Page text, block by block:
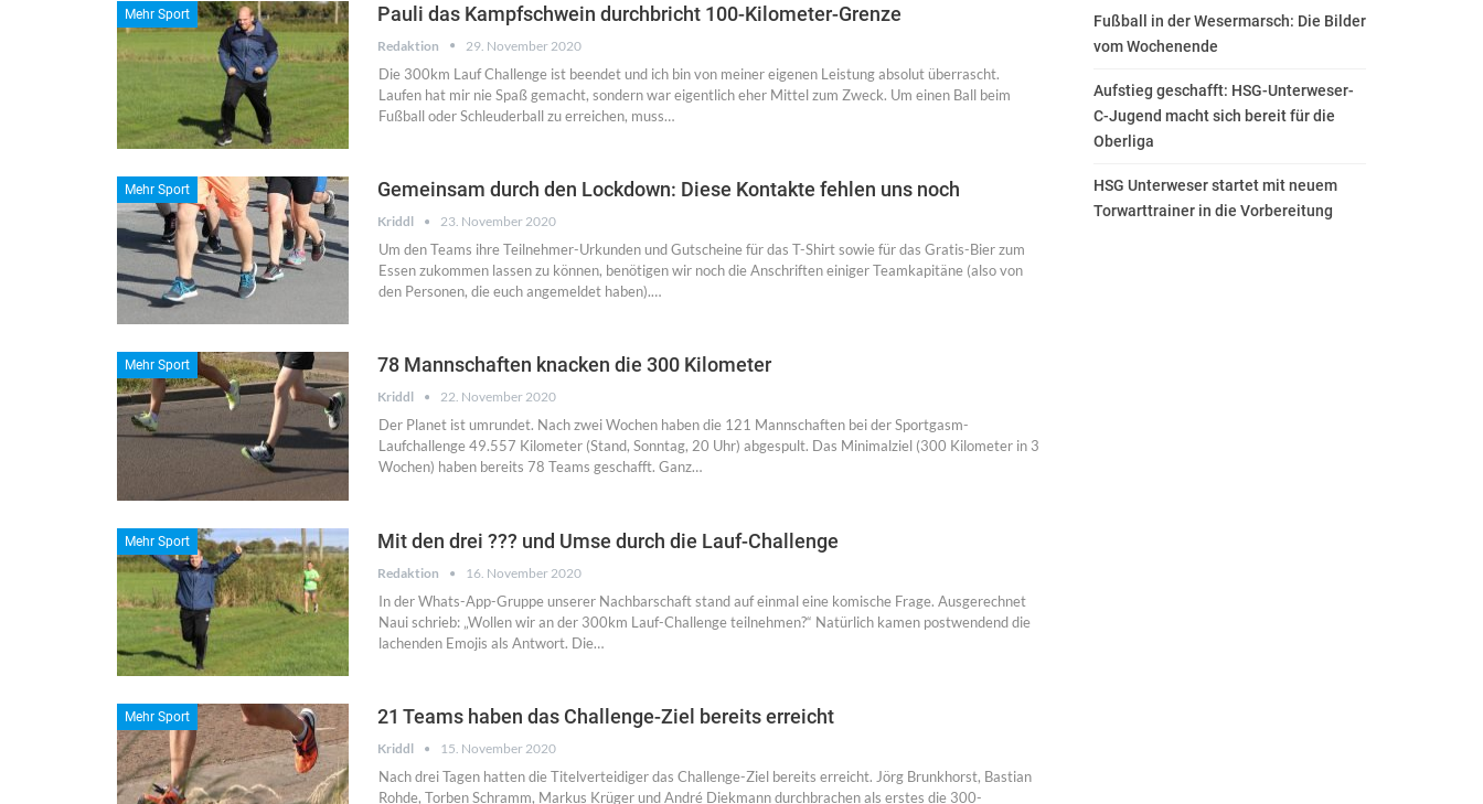
Mehr Sport Pauli das Kampfschwein durchbricht 100-Kilometer-Grenze
Redaktion 29. November 2020
Die 300km Lauf Challenge ist beendet und ich bin von meiner eigenen Leistung absolut überrascht.
Laufen hat mir nie Spaß gemacht, sondern war eigentlich eher Mittel zum Zweck. Um einen Ball beim
Fußball oder Schleuderball zu erreichen, muss…
Mehr Sport Gemeinsam durch den Lockdown: Diese Kontakte fehlen uns noch
Kriddl 23. November 2020
Um den Teams ihre Teilnehmer-Urkunden und Gutscheine für das T-Shirt sowie für das Gratis-Bier zum
Essen zukommen lassen zu können, benötigen wir noch die Anschriften einiger Teamkapitäne (also von
den Personen, die euch angemeldet haben).…
Mehr Sport 78 Mannschaften knacken die 300 Kilometer
Kriddl 22. November 2020
Der Planet ist umrundet. Nach zwei Wochen haben die 121 Mannschaften bei der Sportgasm-
Laufchallenge 49.557 Kilometer (Stand, Sonntag, 20 Uhr) abgespult. Das Minimalziel (300 Kilometer in 3
Wochen) haben bereits 78 Teams geschafft. Ganz…
Mehr Sport Mit den drei ??? und Umse durch die Lauf-Challenge
Redaktion 16. November 2020
In der Whats-App-Gruppe unserer Nachbarschaft stand auf einmal eine komische Frage. Ausgerechnet
Naui schrieb: „Wollen wir an der 300km Lauf-Challenge teilnehmen?“ Natürlich kamen postwendend die
lachenden Emojis als Antwort. Die…
Mehr Sport 21 Teams haben das Challenge-Ziel bereits erreicht
Kriddl 15. November 2020
Nach drei Tagen hatten die Titelverteidiger das Challenge-Ziel bereits erreicht. Jörg Brunkhorst, Bastian
Rohde, Torben Schramm, Markus Krüger und André Diekmann durchbrachen als erstes die 300-
Fußball in der Wesermarsch: Die Bilder
vom Wochenende
Aufstieg geschafft: HSG-Unterweser-
C-Jugend macht sich bereit für die
Oberliga
HSG Unterweser startet mit neuem
Torwarttrainer in die Vorbereitung